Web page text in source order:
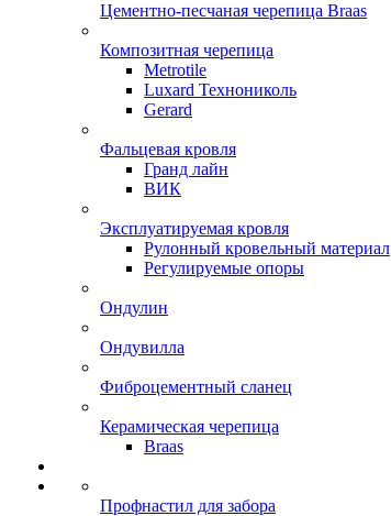
Цементно-песчаная черепица Braas
Композитная черепица
Metrotile
Luxard Технониколь
Gerard
Фальцевая кровля
Гранд лайн
ВИК
Эксплуатируемая кровля
Рулонный кровельный материал
Регулируемые опоры
Ондулин
Ондувилла
Фиброцементный сланец
Керамическая черепица
Braas
Профнастил для забора